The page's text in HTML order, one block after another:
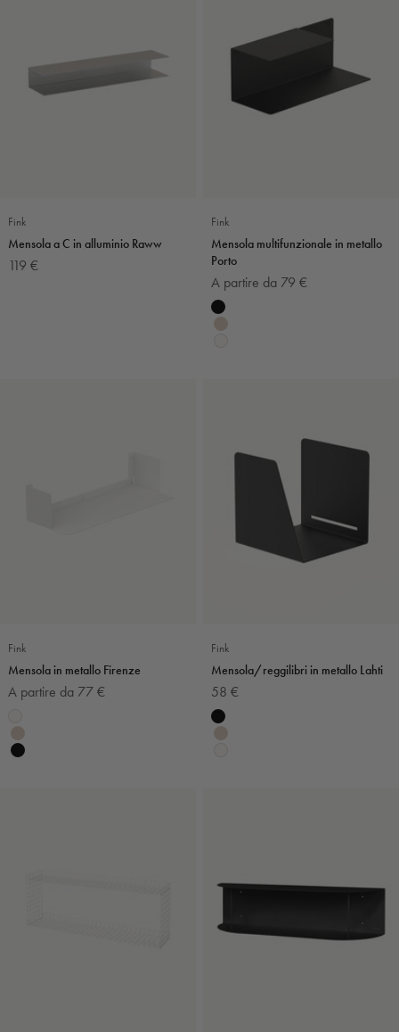
Fink
Mensola a C in alluminio Raww
Prezzo scontato
119 €
Fink
Mensola multifunzionale in metallo
Porto
Prezzo scontato
A partire da 79 €
Colore
Nero
Sabbia
Fink
Mensola in metallo Firenze
Prezzo scontato
A partire da 77 €
Bianco
Sabbia
Nero
Fink
Mensola/reggilibri in metallo Lahti
Prezzo scontato
58 €
Colore
Nero
Sabbia